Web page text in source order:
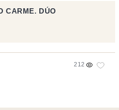
CARME. DÚO
212